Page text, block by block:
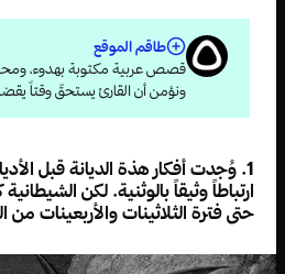
طاقم الموقع
قصص عربية مكتوبة بهدوء،
ونؤمن أن القارئ يستحقّ وقتاً
1. وُجدت أفكار هذة الديانة قبل
ارتباطاً وثيقاً بالوثنية. لكن
حتى فترة الثلاثينات والأربعينات من